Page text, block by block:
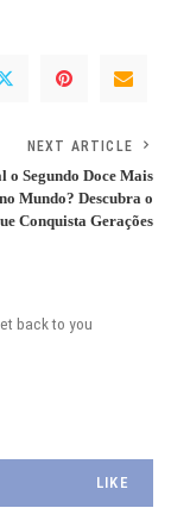
NEXT ARTICLE
o Segundo Doce Mais
Mundo? Descubra o
Conquista Gerações
back to you
LIKE